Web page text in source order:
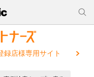
録店様専用サイト